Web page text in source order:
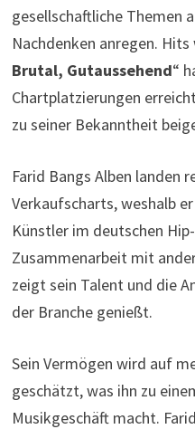
gesellschaftliche Themen
Nachdenken anregen. Hits
Brutal, Gutaussehend“
Chartplatzierungen
zu seiner Bekanntheit
Farid Bangs Alben landen
Verkaufscharts, weshalb
Künstler im deutschen
Zusammenarbeit mit
zeigt sein Talent und die
der Branche genießt.
Sein Vermögen wird auf
geschätzt, was ihn zu
Musikgeschäft macht.